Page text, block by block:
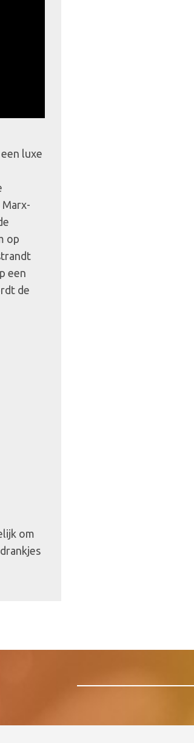
luxe
op
een
de
om